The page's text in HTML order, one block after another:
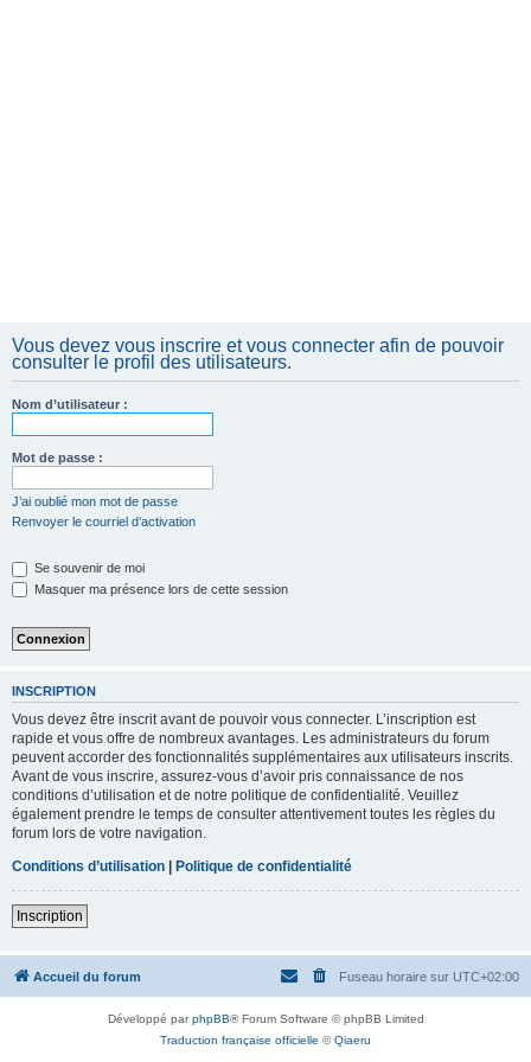
Vous devez vous inscrire et vous connecter afin de pouvoir
consulter le profil des utilisateurs.
Nom d’utilisateur :
Mot de passe :
J’ai oublié mon mot de passe
Renvoyer le courriel d’activation
Se souvenir de moi
Masquer ma présence lors de cette session
INSCRIPTION
Vous devez être inscrit avant de pouvoir vous connecter. L’inscription est
rapide et vous offre de nombreux avantages. Les administrateurs du forum
peuvent accorder des fonctionnalités supplémentaires aux utilisateurs inscrits.
Avant de vous inscrire, assurez-vous d’avoir pris connaissance de nos
conditions d’utilisation et de notre politique de confidentialité. Veuillez
également prendre le temps de consulter attentivement toutes les règles du
forum lors de votre navigation.
Conditions d’utilisation | Politique de confidentialité
Inscription
Accueil du forum Fuseau horaire sur UTC+02:00
Développé parphpBB® Forum Software © phpBB Limited
Traduction française officielle ©Qiaeru